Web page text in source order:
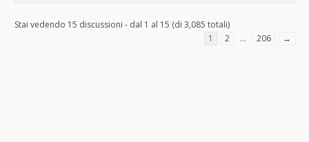
Stai vedendo 15 discussioni - dal 1 al 15 (di 3,085 totali)
1
2 … 206 →